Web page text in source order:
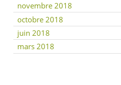
novembre 2018
octobre 2018
juin 2018
mars 2018